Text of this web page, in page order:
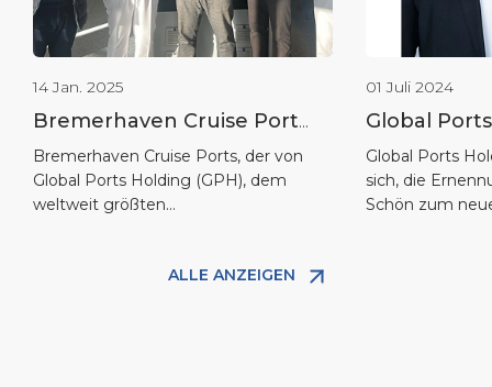
14 Jan. 2025
Bremerhaven Cruise Port
feiert eine erfolgreiche erste
Betriebswoche.
Bremerhaven Cruise Ports, der von
Global Ports Holding (GPH), dem
weltweit größten
mit großem Erfolg offiziell eröffnet. In
01 Juli 2024
Global
begrüßt
Global Ports
sich, die
Schön zum
ALLE ANZEIGEN